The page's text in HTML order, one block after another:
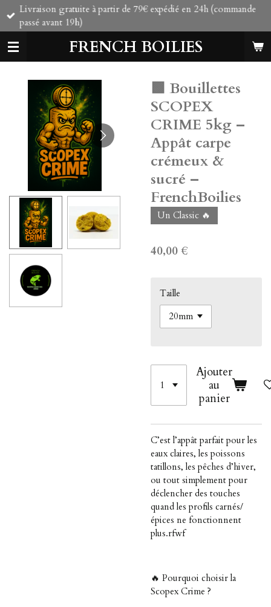
Passer
principal
FRENCH BOILIES
Livraison gratuite à partir de 79€ expédié en 24h (commande
passé avant 19h)
🟩 Bouillettes
SCOPEX
CRIME 5kg –
Appât carpe
crémeux &
sucré –
FrenchBoilies
Un Classic 🔥
40,00 €
Taille
Ajouter
au
panier
C’est l’appât parfait pour les
eaux claires, les poissons
tatillons, les pêches d’hiver,
ou tout simplement pour
déclencher des touches
quand les profils carnés/
épices ne fonctionnent
plus.rfwf
🔥 Pourquoi choisir la
Scopex Crime ?